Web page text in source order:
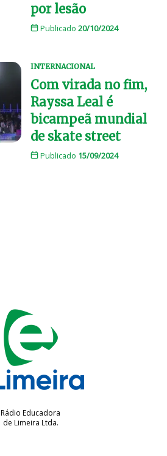
por lesão
Publicado 20/10/2024
INTERNACIONAL
Com virada no fim,
Rayssa Leal é
bicampeã mundial
de skate street
Publicado 15/09/2024
Rádio Educadora
de Limeira Ltda.